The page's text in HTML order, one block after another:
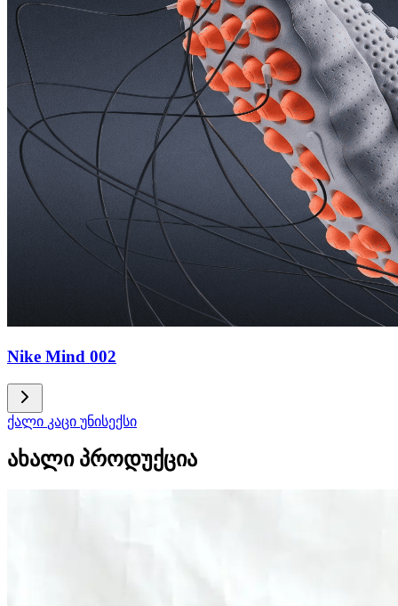
Nike Mind 002
ქალი კაცი უნისექსი
ახალი პროდუქცია